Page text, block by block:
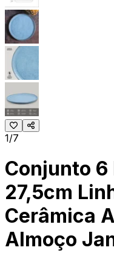
1/7
Conjunto 6
27,5cm
Cerâmica
Almoço